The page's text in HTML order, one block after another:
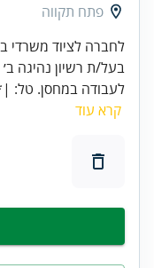
פתח תקווה
לחברה לציוד
לעבודה במחסן. טל:
קרא עוד